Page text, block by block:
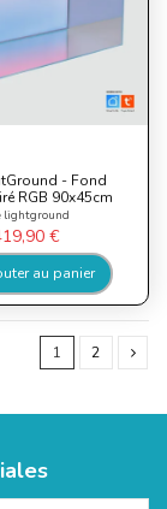
- Fond
RGB 90x45cm
lightground
€
au panier
1 2